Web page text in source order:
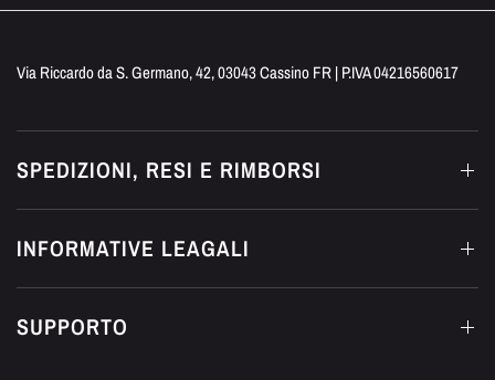
Via Riccardo da S. Germano, 42, 03043 Cassino FR | P.IVA 04216560617
SPEDIZIONI, RESI E RIMBORSI
INFORMATIVE LEAGALI
SUPPORTO